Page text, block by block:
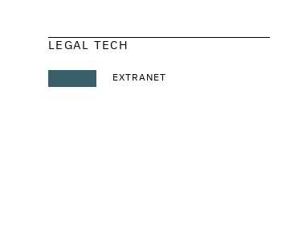
LEGAL TECH
EXTRANET